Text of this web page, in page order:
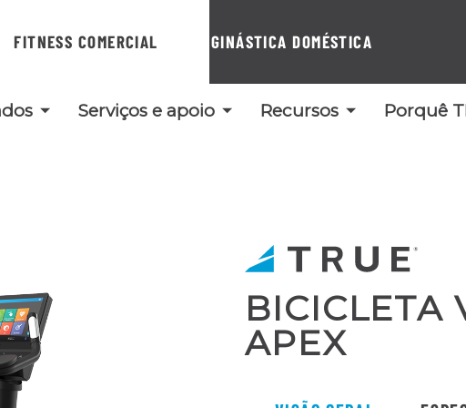
FITNESS COMERCIAL GINÁSTICA DOMÉSTICA
Serviços e apoio Recursos Porquê
BICICLETA
APEX